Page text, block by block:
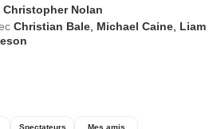
Christopher Nolan
Christian Bale Michael Caine Liam
Spectateurs Mes amis